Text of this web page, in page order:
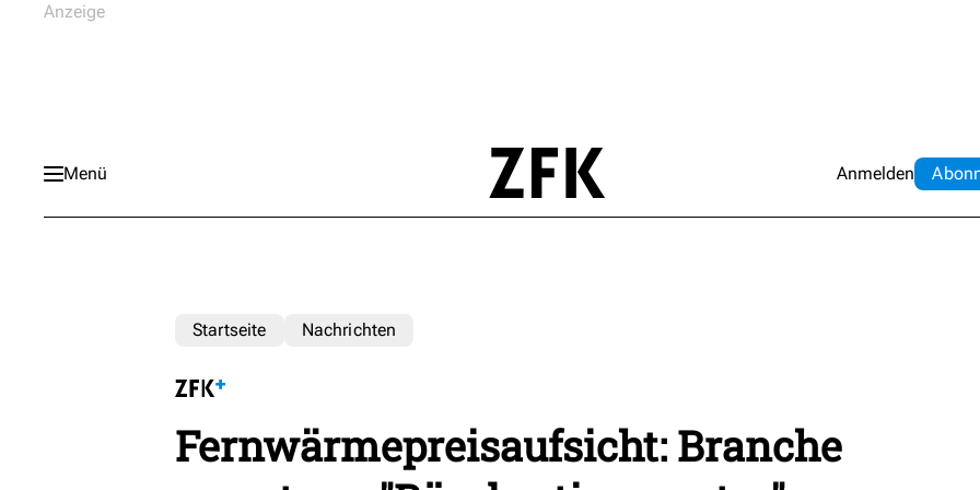
Menü Anmelden Abo
Startseite Nachrichten
Fernwärmepreisaufsicht: Branche